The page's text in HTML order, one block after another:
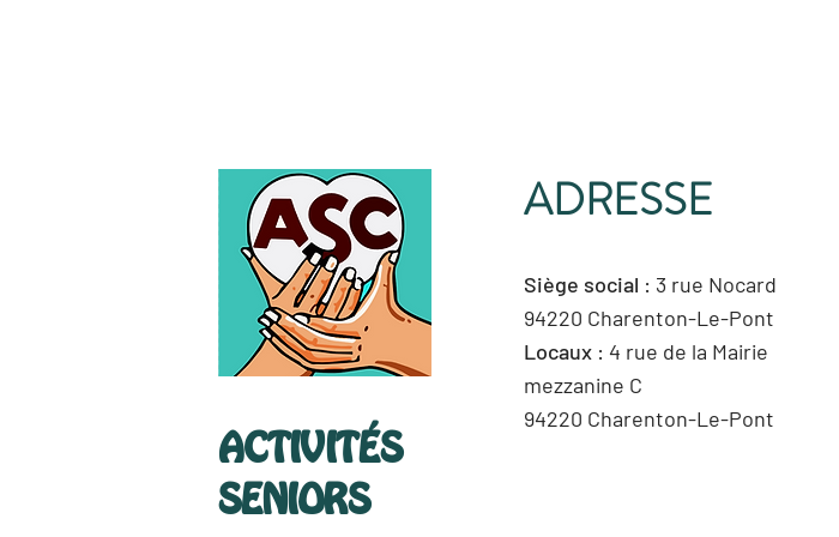
ACTIVITÉS
SENIORS
ADRESSE
Siège social : 3 rue Nocard
94220 Charenton-Le-Pont
Locaux : 4 rue de la Mairie
mezzanine C
94220 Charenton-Le-Pont